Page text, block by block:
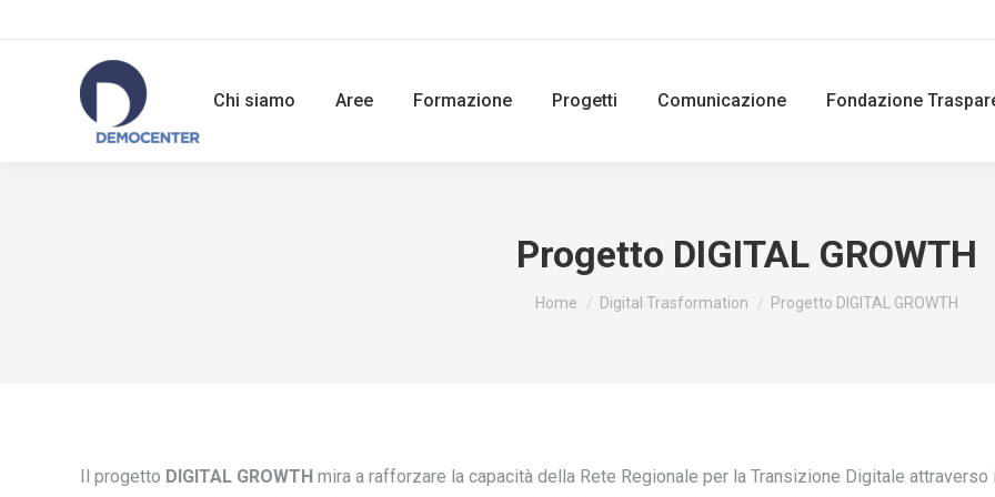
Chi siamo Aree Formazione Progetti Comunicazione Fondazione
Progetto DIGITAL GROWTH
You are here:
Home Digital Trasformation Progetto DIGITAL GROWTH
Il progetto DIGITAL GROWTH mira a rafforzare la capacità della Rete Regionale per la Transizione Digitale